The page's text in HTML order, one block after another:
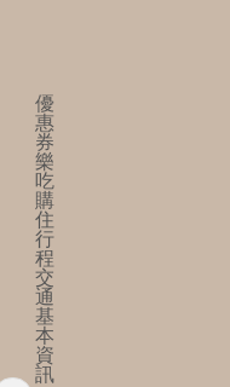
優
惠
券
樂
吃
購
住
行
程
交
通
基
本
資
訊